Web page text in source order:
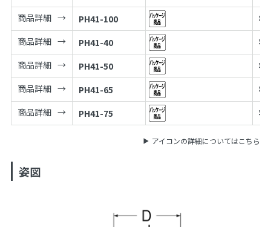
商品詳細
PH41-100 ¥
商品詳細
PH41-40 ¥
商品詳細
PH41-50 ¥
商品詳細
PH41-65 ¥
商品詳細
PH41-75 ¥
アイコンの詳細についてはこちら
姿図